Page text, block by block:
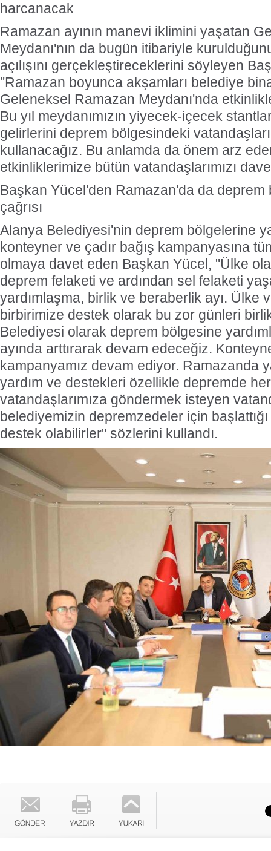
harcanacak
Ramazan ayının manevi iklimini yaşatan
Meydanı'nın da bugün itibariyle
açılışını gerçekleştireceklerini söyleyen
"Ramazan boyunca akşamları belediye
Geleneksel Ramazan Meydanı'nda
Bu yıl meydanımızın yiyecek-içecek
gelirlerini deprem bölgesindeki
kullanacağız. Bu anlamda da önem arz
etkinliklerimize bütün vatandaşlarımızı
Başkan Yücel'den Ramazan'da da deprem
çağrısı
Alanya Belediyesi'nin deprem bölgelerine
konteyner ve çadır bağış kampanyasına
olmaya davet eden Başkan Yücel, "Ülke
deprem felaketi ve ardından sel felaketi
yardımlaşma, birlik ve beraberlik ayı. Ülke
birbirimize destek olarak bu zor günleri
Belediyesi olarak deprem bölgesine
ayında arttırarak devam edeceğiz.
kampanyamız devam ediyor. Ramazanda
yardım ve destekleri özellikle depremde
vatandaşlarımıza göndermek isteyen
belediyemizin depremzedeler için
destek olabilirler" sözlerini kullandı.